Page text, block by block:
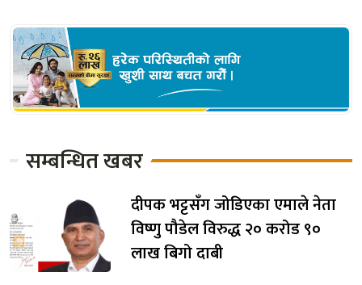
सम्बन्धित खबर
दीपक भट्टसँग जोडिएका एमाले नेता
विष्णु पौडेल विरुद्ध २० करोड ९०
लाख बिगो दाबी